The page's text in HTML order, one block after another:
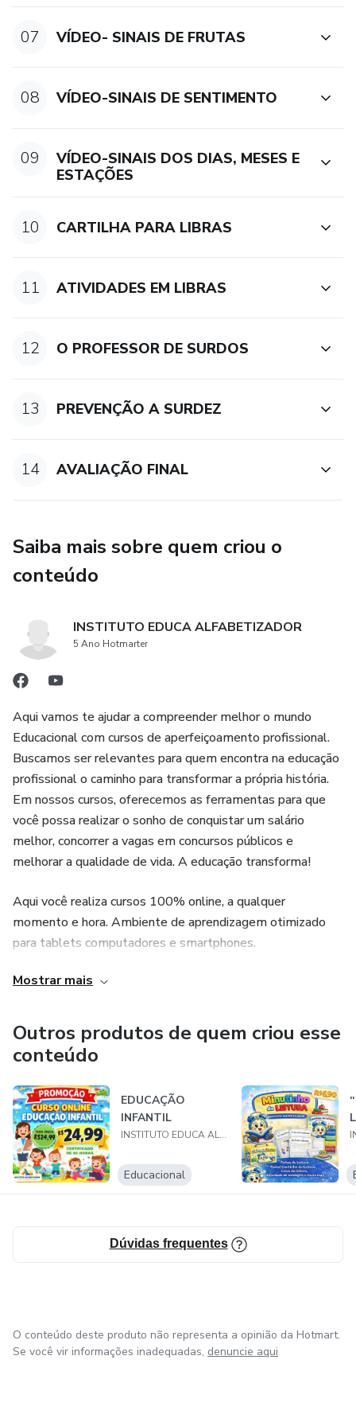
07 VÍDEO- SINAIS DE FRUTAS
08 VÍDEO-SINAIS DE SENTIMENTO
09
VÍDEO-SINAIS DOS DIAS, MESES E
ESTAÇÕES
10 CARTILHA PARA LIBRAS
11 ATIVIDADES EM LIBRAS
12 O PROFESSOR DE SURDOS
13 PREVENÇÃO A SURDEZ
14 AVALIAÇÃO FINAL
Saiba mais sobre quem criou o
conteúdo
INSTITUTO EDUCA ALFABETIZADOR
5 Ano Hotmarter
Aqui vamos te ajudar a compreender melhor o mundo
Educacional com cursos de aperfeiçoamento profissional.
Buscamos ser relevantes para quem encontra na educação
profissional o caminho para transformar a própria história.
Em nossos cursos, oferecemos as ferramentas para que
você possa realizar o sonho de conquistar um salário
melhor, concorrer a vagas em concursos públicos e
melhorar a qualidade de vida. A educação transforma!
Aqui você realiza cursos 100% online, a qualquer
momento e hora. Ambiente de aprendizagem otimizado
para tablets computadores e smartphones.
Mostrar mais
Outros produtos de quem criou esse
conteúdo
EDUCAÇÃO
INFANTIL
INSTITUTO EDUCA ALFABETIZADOR
Educacional
Dúvidas frequentes
O conteúdo deste produto não representa a opinião da Hotmart.
Se você vir informações inadequadas, denuncie aqui